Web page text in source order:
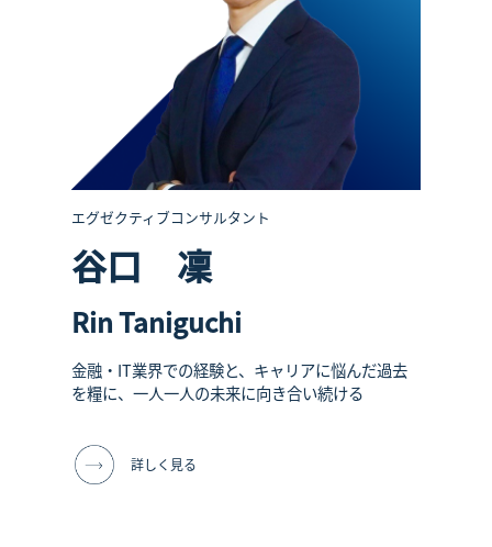
エグゼクティブコンサルタント
谷口 凜
Rin Taniguchi
金融・IT業界での経験と、キャリアに悩んだ過去
を糧に、一人一人の未来に向き合い続ける
詳しく見る